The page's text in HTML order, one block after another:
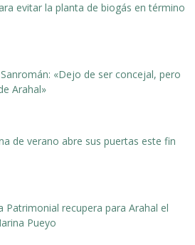
evitar la planta de biogás en término
«Dejo de ser concejal, pero
Arahal»
de verano abre sus puertas este fin
Patrimonial recupera para Arahal el
Pueyo